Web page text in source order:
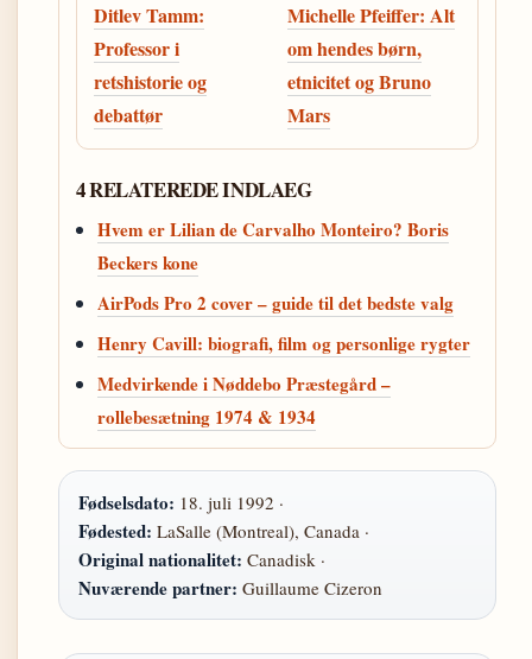
Ditlev Tamm:
Professor i
retshistorie og
debattør
Michelle Pfeiffer: Alt
om hendes børn,
etnicitet og Bruno
Mars
4 RELATEREDE INDLAEG
Hvem er Lilian de Carvalho Monteiro? Boris
Beckers kone
AirPods Pro 2 cover – guide til det bedste valg
Henry Cavill: biografi, film og personlige rygter
Medvirkende i Nøddebo Præstegård –
rollebesætning 1974 & 1934
Fødselsdato: 18. juli 1992 ·
Fødested: LaSalle (Montreal), Canada ·
Original nationalitet: Canadisk ·
Nuværende partner: Guillaume Cizeron